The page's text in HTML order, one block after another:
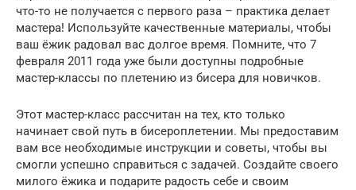
что-то не получается с первого раза – практика делает
мастера! Используйте качественные материалы, чтобы
ваш ёжик радовал вас долгое время. Помните, что 7
февраля 2011 года уже были доступны подробные
мастер-классы по плетению из бисера для новичков.
Этот мастер-класс рассчитан на тех, кто только
начинает свой путь в бисероплетении. Мы предоставим
вам все необходимые инструкции и советы, чтобы вы
смогли успешно справиться с задачей. Создайте своего
милого ёжика и подарите радость себе и своим